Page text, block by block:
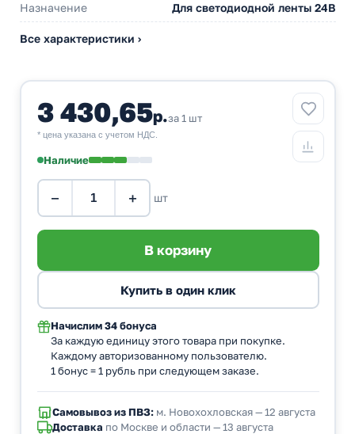
Назначение Для светодиодной ленты 24В
Все характеристики ›
3 430,65р.за 1 шт
* цена указана с учетом НДС.
Наличие
− + шт
Начислим 34 бонуса
За каждую единицу этого товара при покупке.
Каждому авторизованному пользователю.
1 бонус = 1 рубль при следующем заказе.
Самовывоз из ПВЗ:м. Новохохловская — 12 августа
Доставка по Москве и области — 13 августа